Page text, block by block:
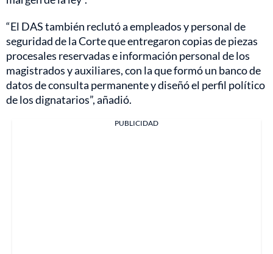
“El DAS también reclutó a empleados y personal de
seguridad de la Corte que entregaron copias de piezas
procesales reservadas e información personal de los
magistrados y auxiliares, con la que formó un banco de
datos de consulta permanente y diseñó el perfil político
de los dignatarios”, añadió.
PUBLICIDAD